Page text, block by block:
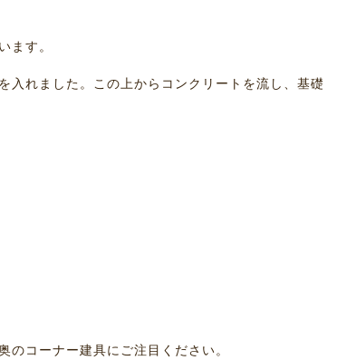
ます。
入れました。この上からコンクリートを流し、基礎
のコーナー建具にご注目ください。